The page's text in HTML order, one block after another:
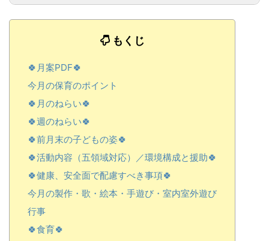
もくじ
🍀月案PDF🍀
今月の保育のポイント
🍀月のねらい🍀
🍀週のねらい🍀
🍀前月末の子どもの姿🍀
🍀活動内容（五領域対応）／環境構成と援助🍀
🍀健康、安全面で配慮すべき事項🍀
今月の製作・歌・絵本・手遊び・室内室外遊び
行事
🍀食育🍀